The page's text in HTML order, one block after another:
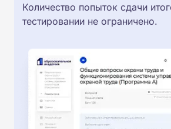
Количество попыток сдачи
тестировании не ограничено.